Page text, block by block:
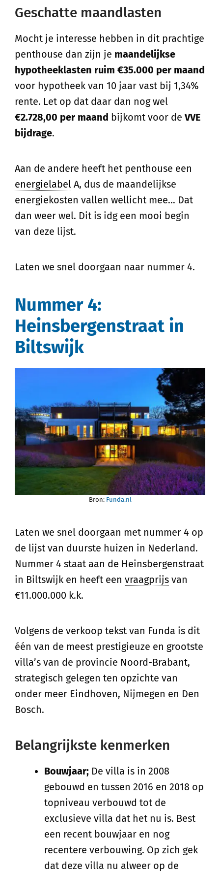
Geschatte maandlasten
Mocht je interesse hebben in dit prachtige
penthouse dan zijn je maandelijkse
hypotheeklasten ruim €35.000 per maand
voor hypotheek van 10 jaar vast bij 1,34%
rente. Let op dat daar dan nog wel
€2.728,00 per maand bijkomt voor deVVE
bijdrage.
Aan de andere heeft het penthouse een
energielabel A, dus de maandelijkse
energiekosten vallen wellicht mee… Dat
dan weer wel. Dit is idg een mooi begin
van deze lijst.
Laten we snel doorgaan naar nummer 4.
Nummer 4:
Heinsbergenstraat in
Biltswijk
Bron: Funda.nl
Laten we snel doorgaan met nummer 4 op
de lijst van duurste huizen in Nederland.
Nummer 4 staat aan de Heinsbergenstraat
in Biltswijk en heeft een vraagprijs van
€11.000.000 k.k.
Volgens de verkoop tekst van Funda is dit
één van de meest prestigieuze en grootste
villa’s van de provincie Noord-Brabant,
strategisch gelegen ten opzichte van
onder meer Eindhoven, Nijmegen en Den
Bosch.
Belangrijkste kenmerken
Bouwjaar; De villa is in 2008
gebouwd en tussen 2016 en 2018 op
topniveau verbouwd tot de
exclusieve villa dat het nu is. Best
een recent bouwjaar en nog
recentere verbouwing. Op zich gek
dat deze villa nu alweer op de